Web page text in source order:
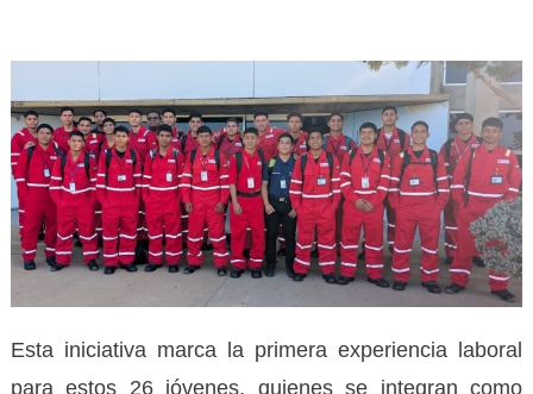
Esta iniciativa marca la primera experiencia laboral
para estos 26 jóvenes, quienes se integran como